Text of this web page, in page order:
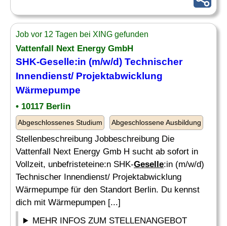
Job vor 12 Tagen bei XING gefunden
Vattenfall Next Energy GmbH
SHK-Geselle:in (m/w/d) Technischer
Innendienst/ Projektabwicklung
Wärmepumpe
• 10117 Berlin
Abgeschlossenes Studium Abgeschlossene Ausbildung
Stellenbeschreibung Jobbeschreibung Die
Vattenfall Next Energy Gmb H sucht ab sofort in
Vollzeit, unbefristeteine:n SHK-Geselle:in (m/w/d)
Technischer Innendienst/ Projektabwicklung
Wärmepumpe für den Standort Berlin. Du kennst
dich mit Wärmepumpen [...]
MEHR INFOS ZUM STELLENANGEBOT